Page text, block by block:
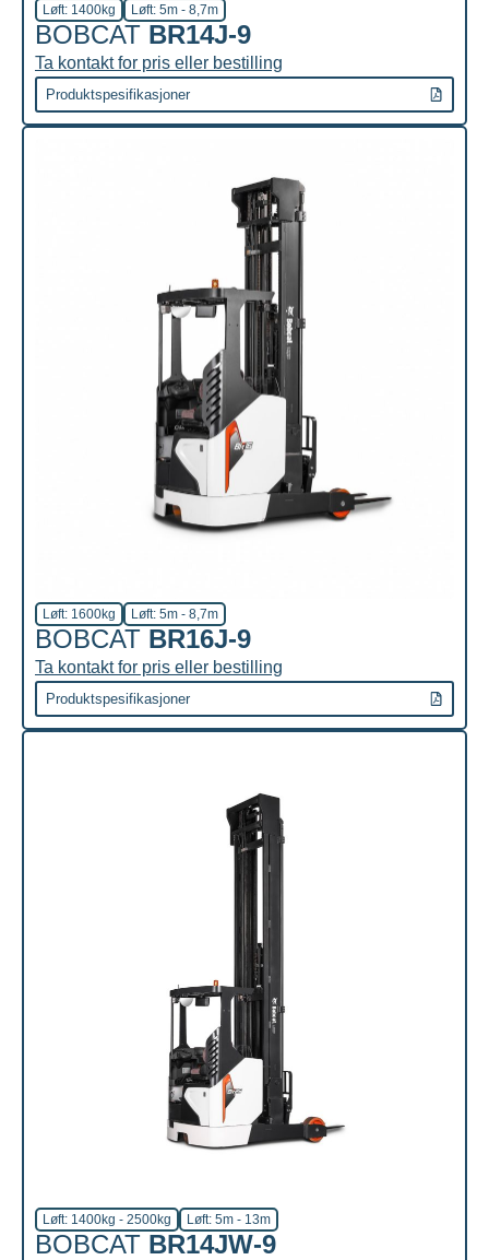
Løft: 1400kg Løft: 5m - 8,7m
BOBCAT BR14J-9
Ta kontakt for pris eller bestilling
Produktspesifikasjoner
Løft: 1600kg Løft: 5m - 8,7m
BOBCAT BR16J-9
Ta kontakt for pris eller bestilling
Produktspesifikasjoner
Løft: 1400kg - 2500kg Løft: 5m - 13m
BOBCAT BR14JW-9